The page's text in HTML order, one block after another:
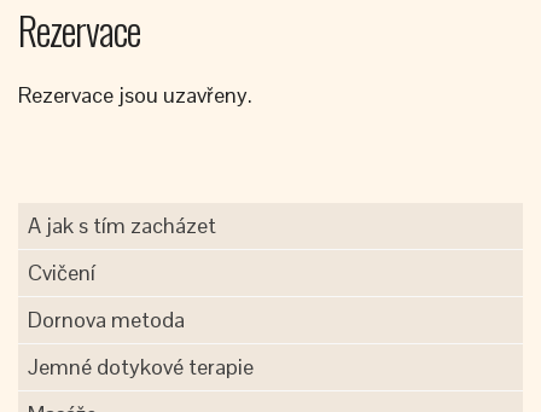
Rezervace
Rezervace jsou uzavřeny.
A jak s tím zacházet
Cvičení
Dornova metoda
Jemné dotykové terapie